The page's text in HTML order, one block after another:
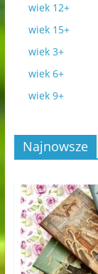
wiek 12+
wiek 15+
wiek 3+
wiek 6+
wiek 9+
Najnowsze